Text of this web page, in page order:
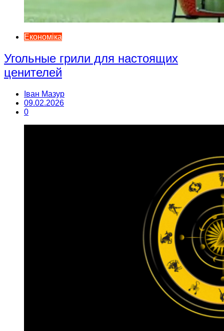
Економіка
Угольные грили для настоящих
ценителей
Іван Мазур
09.02.2026
0